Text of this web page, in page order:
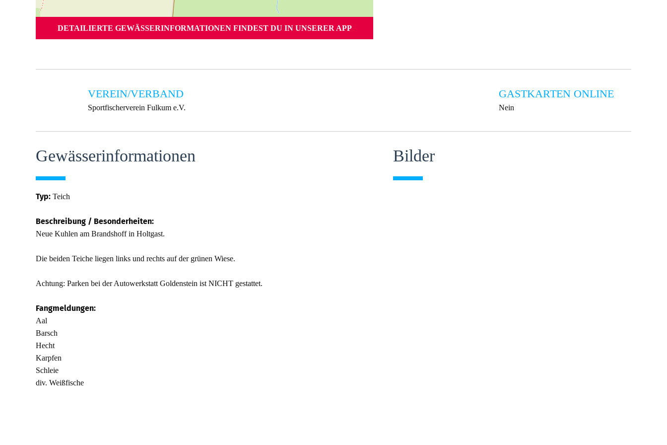
DETAILIERTE GEWÄSSERINFORMATIONEN FINDEST DU IN UNSERER APP
VEREIN/VERBAND
Sportfischerverein Fulkum e.V.
GASTKARTEN ONLINE
Nein
Gewässer­informationen
Typ: Teich
Beschreibung / Besonderheiten:
Neue Kuhlen am Brandshoff in Holtgast.
Die beiden Teiche liegen links und rechts auf der grünen Wiese.
Achtung: Parken bei der Autowerkstatt Goldenstein ist NICHT gestattet.
Fangmeldungen:
Aal
Barsch
Hecht
Karpfen
Schleie
div. Weißfische
Bilder